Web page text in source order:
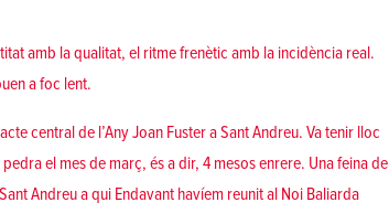
amb la qualitat, el ritme frenètic amb la incidència real.
a foc lent.
central de l’Any Joan Fuster a Sant Andreu. Va tenir lloc
el mes de març, és a dir, 4 mesos enrere. Una feina de
Andreu a qui Endavant havíem reunit al Noi Baliarda